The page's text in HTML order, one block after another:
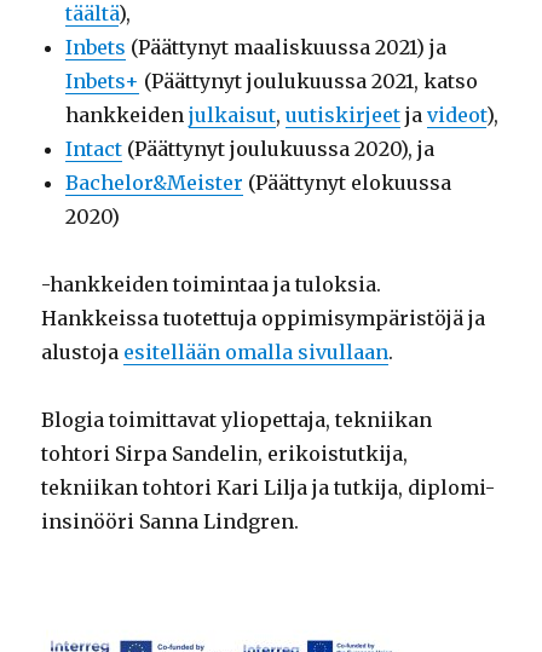
täältä),
Inbets (Päättynyt maaliskuussa 2021) ja
Inbets+ (Päättynyt joulukuussa 2021, katso
hankkeidenjulkaisut,uutiskirjeet javideot),
Intact (Päättynyt joulukuussa 2020), ja
Bachelor&Meister (Päättynyt elokuussa
2020)
-hankkeiden toimintaa ja tuloksia.
Hankkeissa tuotettuja oppimisympäristöjä ja
alustoja esitellään omalla sivullaan.
Blogia toimittavat yliopettaja, tekniikan
tohtori Sirpa Sandelin, erikoistutkija,
tekniikan tohtori Kari Lilja ja tutkija, diplomi-
insinööri Sanna Lindgren.